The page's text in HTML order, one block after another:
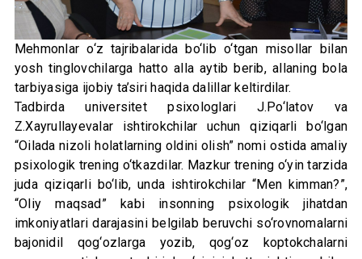
Mehmonlar o‘z tajribalarida bo‘lib o‘tgan misollar bilan
yosh tinglovchilarga hatto alla aytib berib, allaning bola
tarbiyasiga ijobiy ta’siri haqida dalillar keltirdilar.
Tadbirda universitet psixologlari J.Po‘latov va
Z.Xayrullayevalar ishtirokchilar uchun qiziqarli bo‘lgan
“Oilada nizoli holatlarning oldini olish” nomi ostida amaliy
psixologik trening o‘tkazdilar. Mazkur trening o‘yin tarzida
juda qiziqarli bo‘lib, unda ishtirokchilar “Men kimman?”,
“Oliy maqsad” kabi insonning psixologik jihatdan
imkoniyatlari darajasini belgilab beruvchi so‘rovnomalarni
bajonidil qog‘ozlarga yozib, qog‘oz koptokchalarni